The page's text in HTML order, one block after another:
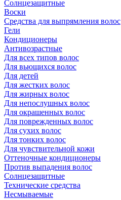
Солнцезащитные
Воски
Средства для выпрямления волос
Гели
Кондиционеры
Антивозрастные
Для всех типов волос
Для вьющихся волос
Для детей
Для жестких волос
Для жирных волос
Для непослушных волос
Для окрашенных волос
Для поврежденных волос
Для сухих волос
Для тонких волос
Для чувствительной кожи
Оттеночные кондиционеры
Против выпадения волос
Солнцезащитные
Технические средства
Несмываемые